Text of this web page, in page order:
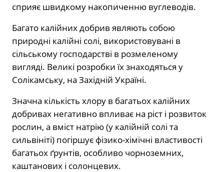
сприяє швидкому накопиченню вуглеводів.
Багато калійних добрив являють собою
природні калійні солі, використовувані в
сільському господарстві в розмеленому
вигляді. Великі розробки їх знаходяться у
Солікамську, на Західній Україні.
Значна кількість хлору в багатьох калійних
добривах негативно впливає на ріст і розвиток
рослин, а вміст натрію (у калійній солі та
сильвініті) погіршує фізико-хімічні властивості
багатьох ґрунтів, особливо чорноземних,
каштанових і солонцевих.